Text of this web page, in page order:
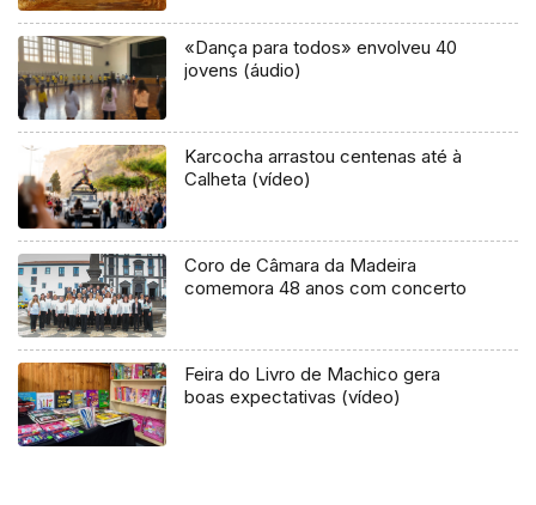
«Dança para todos» envolveu 40
jovens (áudio)
Karcocha arrastou centenas até à
Calheta (vídeo)
Coro de Câmara da Madeira
comemora 48 anos com concerto
Feira do Livro de Machico gera
boas expectativas (vídeo)